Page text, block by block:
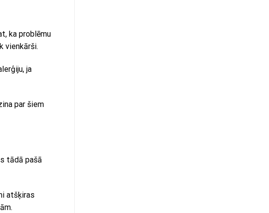
ka problēmu
vienkārši.
ja
par šiem
tādā pašā
atšķiras